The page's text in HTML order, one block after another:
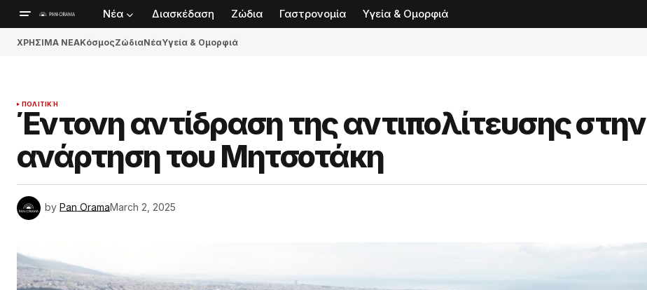
Νέα Διασκέδαση Ζώδια Γαστρονομία Υγεία & Ομορφιά
ΧΡΗΣΙΜΑ ΝΕΑΚόσμοςΖώδιαΝέαΥγεία & Ομορφιά
ΠΟΛΙΤΙΚΉ
Έντονη αντίδραση της αντιπολίτευσης στην
ανάρτηση του Μητσοτάκη
by Pan OramaMarch 2, 2025